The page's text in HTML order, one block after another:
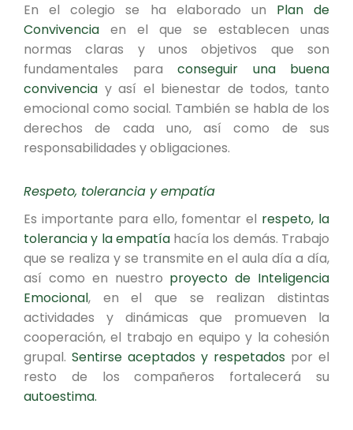
En el colegio se ha elaborado un Plan de
Convivencia en el que se establecen unas
normas claras y unos objetivos que son
fundamentales para conseguir una buena
convivencia y así el bienestar de todos, tanto
emocional como social. También se habla de los
derechos de cada uno, así como de sus
responsabilidades y obligaciones.
Respeto, tolerancia y empatía
Es importante para ello, fomentar el respeto, la
tolerancia y la empatíahacía los demás. Trabajo
que se realiza y se transmite en el aula día a día,
así como en nuestro proyecto de Inteligencia
Emocional, en el que se realizan distintas
actividades y dinámicas que promueven la
cooperación, el trabajo en equipo y la cohesión
grupal. Sentirse aceptados y respetados por el
resto de los compañeros fortalecerá su
autoestima.